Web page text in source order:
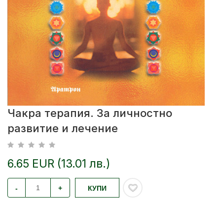
Чакра терапия. За личностно
развитие и лечение
6.65 EUR (13.01 лв.)
- + КУПИ